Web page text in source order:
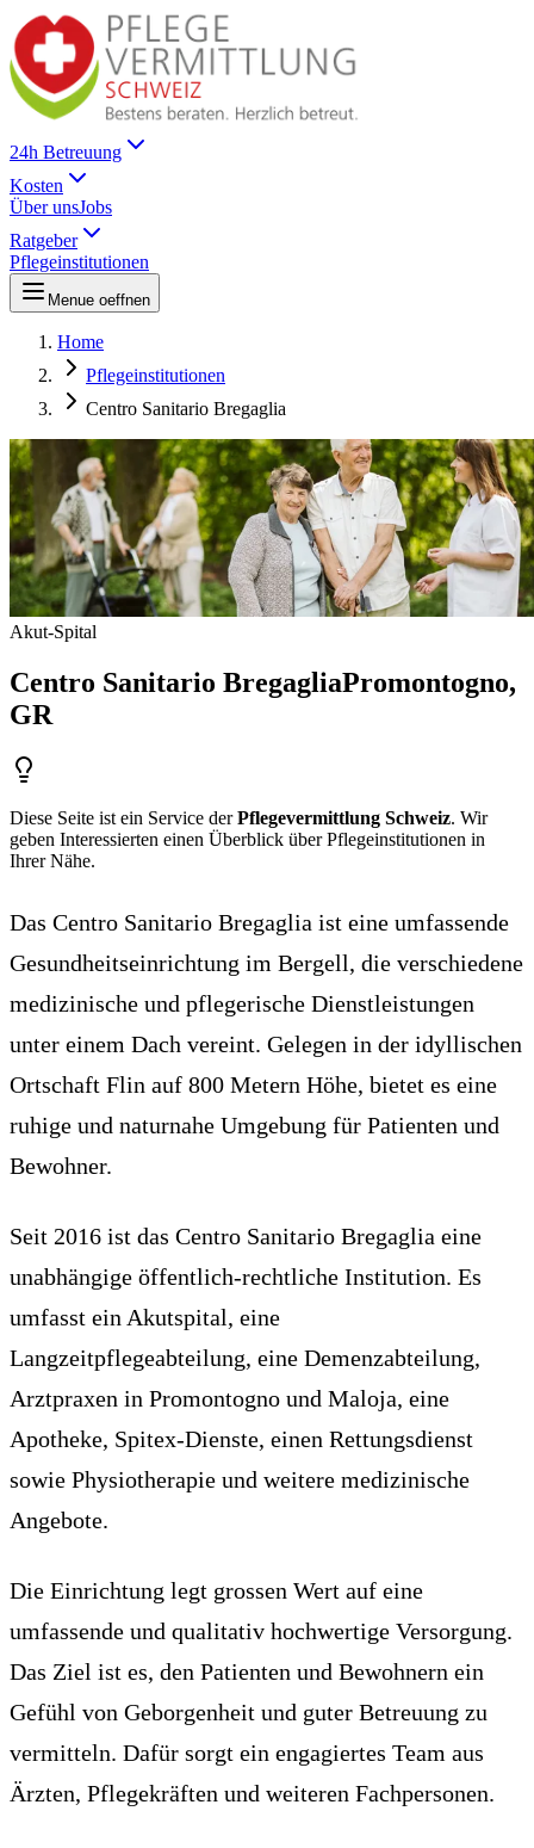
24h Betreuung
Kosten
Über unsJobs
Ratgeber
Pflegeinstitutionen
Menue oeffnen
Home
Pflegeinstitutionen
Centro Sanitario Bregaglia
Akut-Spital
Centro Sanitario BregagliaPromontogno,
GR
Diese Seite ist ein Service derPflegevermittlung Schweiz. Wir
geben Interessierten einen Überblick über Pflegeinstitutionen in
Ihrer Nähe.
Das Centro Sanitario Bregaglia ist eine umfassende
Gesundheitseinrichtung im Bergell, die verschiedene
medizinische und pflegerische Dienstleistungen
unter einem Dach vereint. Gelegen in der idyllischen
Ortschaft Flin auf 800 Metern Höhe, bietet es eine
ruhige und naturnahe Umgebung für Patienten und
Bewohner.
Seit 2016 ist das Centro Sanitario Bregaglia eine
unabhängige öffentlich-rechtliche Institution. Es
umfasst ein Akutspital, eine
Langzeitpflegeabteilung, eine Demenzabteilung,
Arztpraxen in Promontogno und Maloja, eine
Apotheke, Spitex-Dienste, einen Rettungsdienst
sowie Physiotherapie und weitere medizinische
Angebote.
Die Einrichtung legt grossen Wert auf eine
umfassende und qualitativ hochwertige Versorgung.
Das Ziel ist es, den Patienten und Bewohnern ein
Gefühl von Geborgenheit und guter Betreuung zu
vermitteln. Dafür sorgt ein engagiertes Team aus
Ärzten, Pflegekräften und weiteren Fachpersonen.